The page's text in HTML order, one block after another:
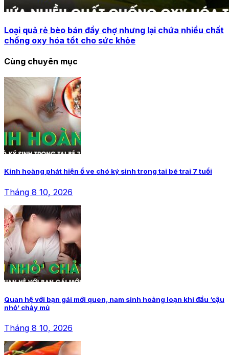
Loại quả rẻ bèo bán đầy chợ nhưng lại chứa nhiều chất
chống oxy hóa tốt cho sức khỏe
Cùng chuyên mục
Kinh hoàng phát hiện ổ ve chó ký sinh trong tai bé trai 7 tuổi
Tháng 8 10, 2026
Quan hệ với bạn gái mới quen, nam sinh hoảng loạn khi đầu ‘cậu
nhỏ’ chảy mủ
Tháng 8 10, 2026